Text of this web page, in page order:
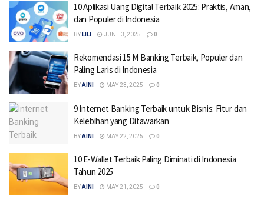
10 Aplikasi Uang Digital Terbaik 2025: Praktis, Aman,
dan Populer di Indonesia
BY LILI JUNE 3, 2025 0
Rekomendasi 15 M Banking Terbaik, Populer dan
Paling Laris di Indonesia
BYAINI MAY 23, 2025 0
9 Internet Banking Terbaik untuk Bisnis: Fitur dan
Kelebihan yang Ditawarkan
BYAINI MAY 22, 2025 0
10 E-Wallet Terbaik Paling Diminati di Indonesia
Tahun 2025
BYAINI MAY 21, 2025 0